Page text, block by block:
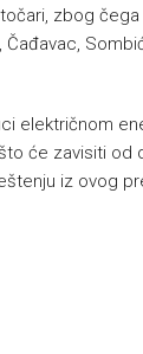
zbog
električnom
će zavisiti od
iz ovog